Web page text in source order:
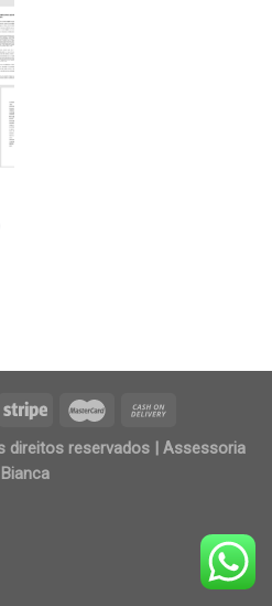
direitos reservados | Assessoria
Bianca